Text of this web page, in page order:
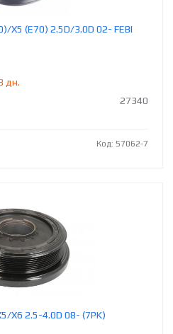
X5 (E70) 2.5D/3.0D 02- FEBI
дн.
27340
Код: 57062-7
X6 2.5-4.0D 08- (7PK)